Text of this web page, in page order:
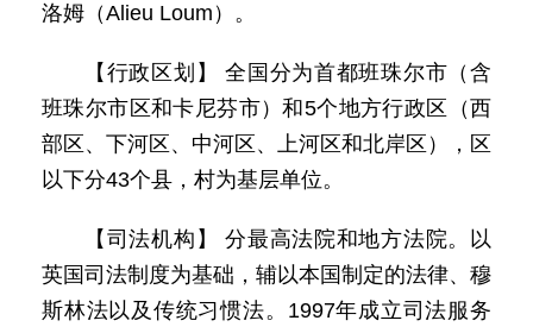
洛姆（Alieu Loum）。
【行政区划】 全国分为首都班珠尔市（含
班珠尔市区和卡尼芬市）和5个地方行政区（西
部区、下河区、中河区、上河区和北岸区），区
以下分43个县，村为基层单位。
【司法机构】 分最高法院和地方法院。以
英国司法制度为基础，辅以本国制定的法律、穆
斯林法以及传统习惯法。1997年成立司法服务